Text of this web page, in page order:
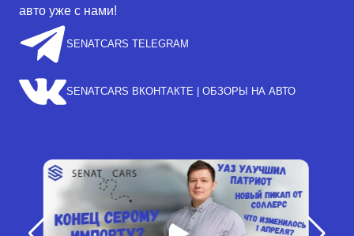
авто уже с нами!
SENATCARS TELEGRAM
SENATCARS ВКОНТАКТЕ | ОБЗОРЫ НА АВТО